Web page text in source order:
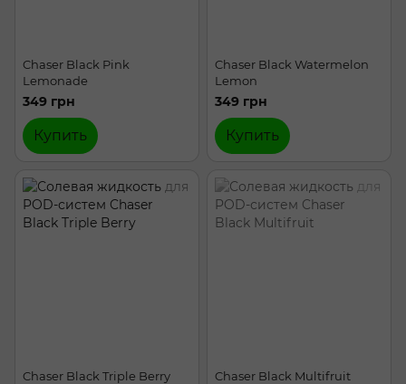
Chaser Black Pink
Lemonade
349 грн
Купить
Chaser Black Watermelon
Lemon
349 грн
Купить
Chaser Black Triple Berry Chaser Black Multifruit